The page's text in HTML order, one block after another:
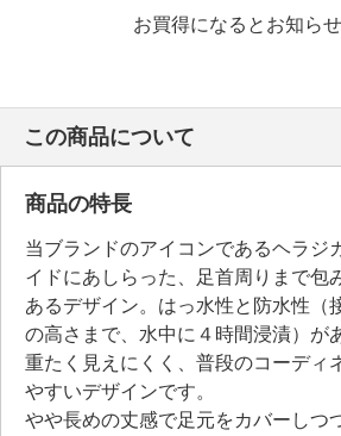
お買得になるとお知ら
この商品について
商品の特長
当ブランドのアイコンであるヘラジ
イドにあしらった、足首周りまで包
あるデザイン。はっ水性と防水性（
の高さまで、水中に４時間浸漬）が
重たく見えにくく、普段のコーディ
やすいデザインです。
やや長めの丈感で足元をカバーしつ